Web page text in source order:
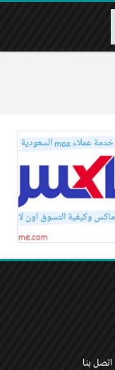
اتصل بنا